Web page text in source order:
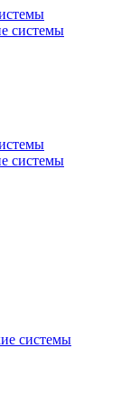
системы
системы
системы